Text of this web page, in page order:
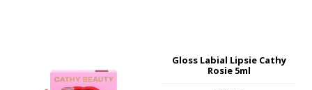
Gloss Labial Lipsie Cathy
Rosie 5ml